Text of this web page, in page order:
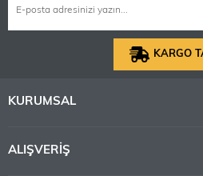
KARGO
KURUMSAL
ALIŞVERİŞ